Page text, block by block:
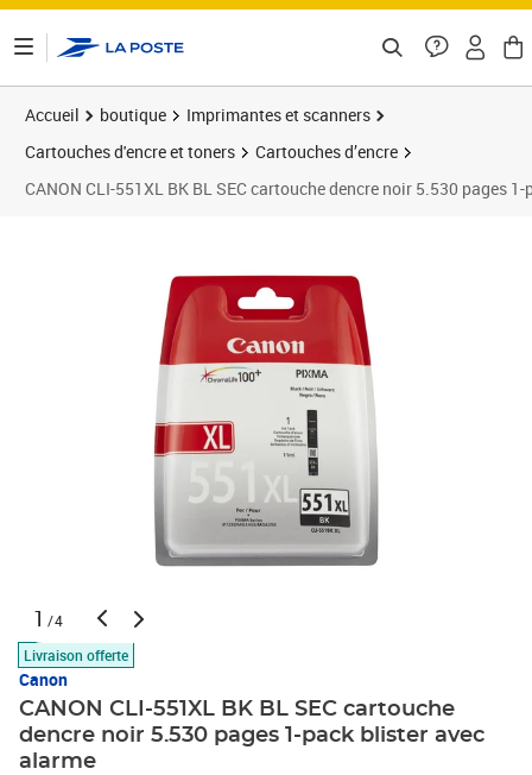
Accueil boutique
Imprimantes et scanners
Cartouches d'encre et toners
Cartouches d’encre
CANON CLI-551XL BK BL SEC cartouche dencre noir 5.530 pages
1 /4
Livraison offerte
Canon
CANON CLI-551XL BK BL SEC cartouche
dencre noir 5.530 pages 1-pack blister avec
alarme